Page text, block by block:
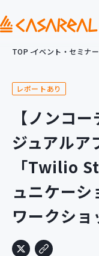
会社情報
サービス
クラウド導入支援
システム構築支援
定型コース
カスタマイズコース
TOP イベント・セミナー
レポートあり
【ノンコ
ジュアルア
「Twilio
ュニケー
ワークショ